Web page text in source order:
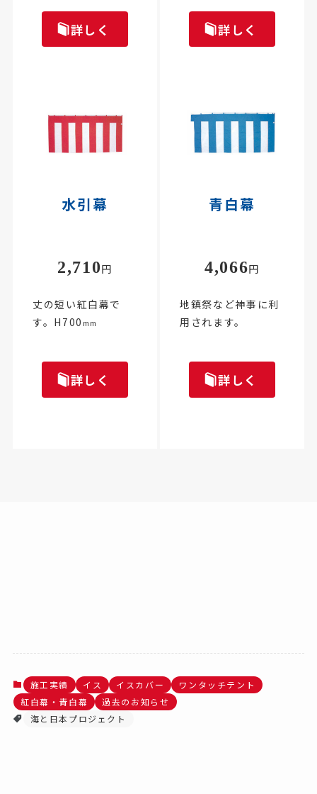
詳しく 詳しく
水引幕
2,710円
丈の短い紅白幕で
す。H700 mm
詳しく
青白幕
4,066円
地鎮祭など神事に利
用されます。
詳しく
施工実績 イス イスカバー
ワンタッチテント
紅白幕・青白幕
過去のお知らせ
海と日本プロジェクト